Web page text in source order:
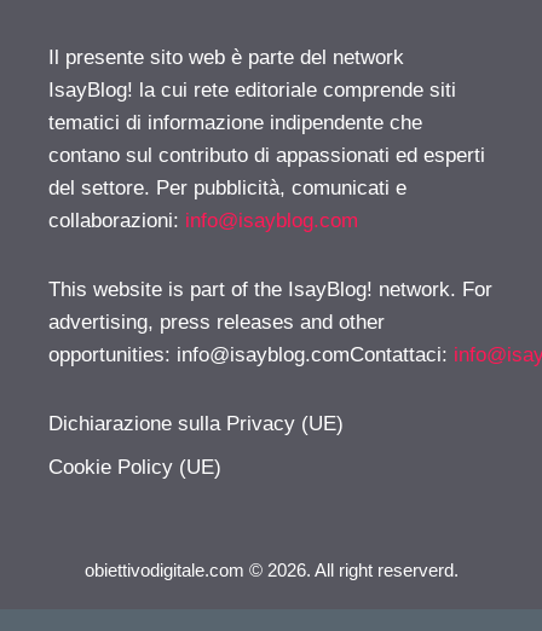
Il presente sito web è parte del network
IsayBlog! la cui rete editoriale comprende siti
tematici di informazione indipendente che
contano sul contributo di appassionati ed esperti
del settore. Per pubblicità, comunicati e
collaborazioni: info@isayblog.com
This website is part of the IsayBlog! network. For
advertising, press releases and other
opportunities: info@isayblog.comContattaci:
Dichiarazione sulla Privacy (UE)
Cookie Policy (UE)
obiettivodigitale.com © 2026. All right reserverd.